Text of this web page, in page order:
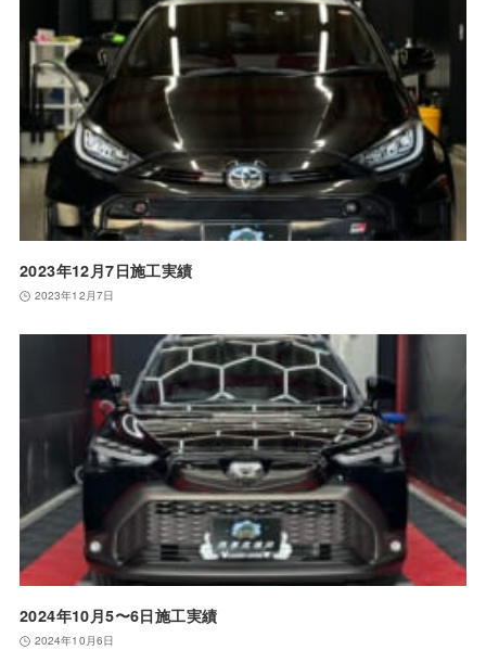
2023年12月7日施工実績
2023年12月7日
2024年10月5〜6日施工実績
2024年10月6日